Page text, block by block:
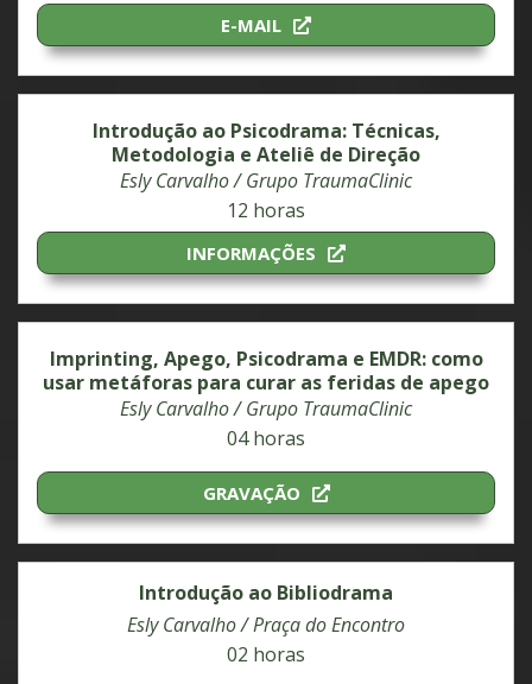
E-MAIL
Introdução ao Psicodrama: Técnicas,
Metodologia e Ateliê de Direção
Esly Carvalho / Grupo TraumaClinic
12 horas
INFORMAÇÕES
Imprinting, Apego, Psicodrama e EMDR: como
usar metáforas para curar as feridas de apego
Esly Carvalho / Grupo TraumaClinic
04 horas
GRAVAÇÃO
Introdução ao Bibliodrama
Esly Carvalho / Praça do Encontro
02 horas